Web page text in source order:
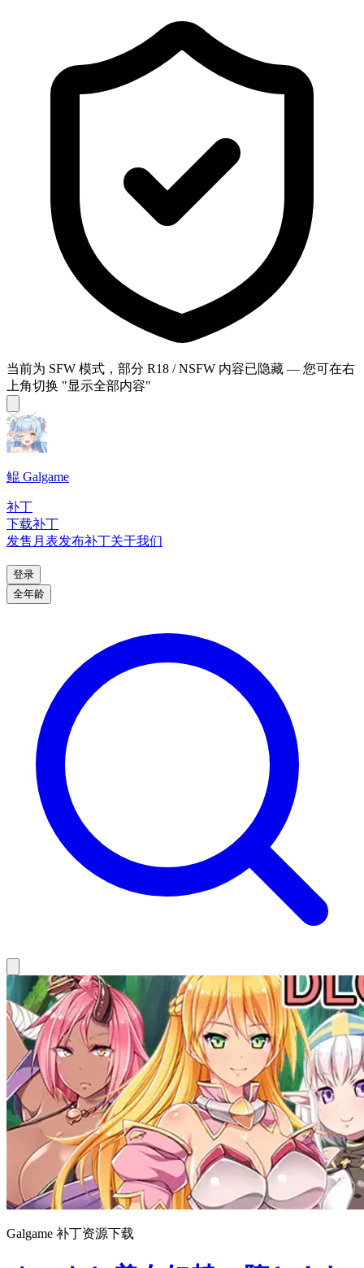
当前为 SFW 模式，部分 R18 / NSFW 内容已隐藏 — 您可在右
上角切换 "显示全部内容"
鲲 Galgame
补丁
下载补丁
发售月表发布补丁关于我们
登录
全年龄
Galgame 补丁资源下载